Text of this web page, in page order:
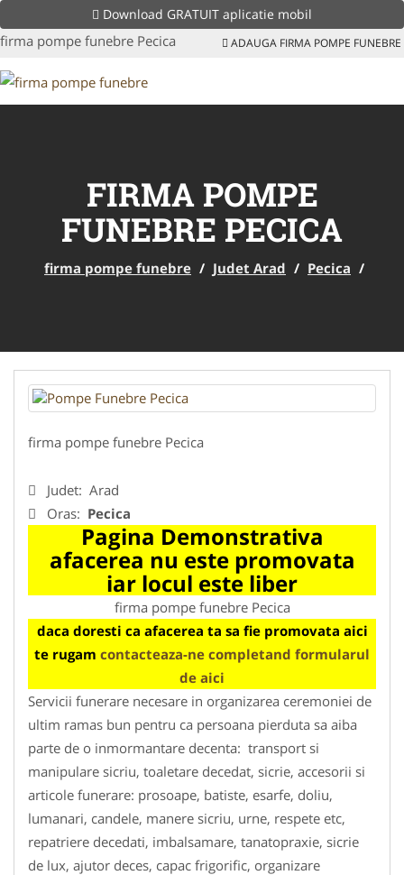
Download GRATUIT aplicatie mobil
firma pompe funebre Pecica ADAUGA FIRMA POMPE FUNEBRE
FIRMA POMPE
FUNEBRE PECICA
firma pompe funebre / Judet Arad / Pecica /
firma pompe funebre Pecica
Judet: Arad
Oras: Pecica
Pagina Demonstrativa
afacerea nu este promovata
iar locul este liber
firma pompe funebre Pecica
daca doresti ca afacerea ta sa fie promovata aici
te rugam contacteaza-ne completand formularul
de aici
Servicii funerare necesare in organizarea ceremoniei de
ultim ramas bun pentru ca persoana pierduta sa aiba
parte de o inmormantare decenta: transport si
manipulare sicriu, toaletare decedat, sicrie, accesorii si
articole funerare: prosoape, batiste, esarfe, doliu,
lumanari, candele, manere sicriu, urne, respete etc,
repatriere decedati, imbalsamare, tanatopraxie, sicrie
de lux, ajutor deces, capac frigorific, organizare